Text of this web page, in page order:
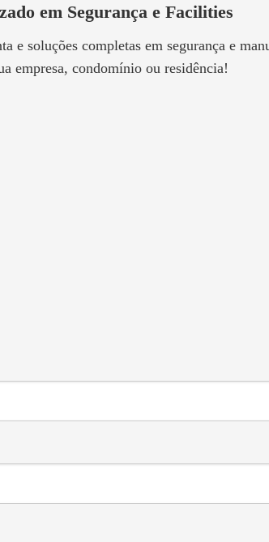
em Segurança e Facilities
e soluções completas em segurança e
empresa, condomínio ou residência!